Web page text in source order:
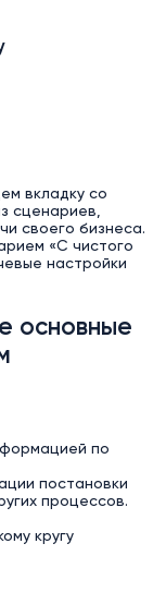
вкладку со
сценариев,
своего бизнеса.
«С чистого
настройки
основные
по
постановки
процессов.
кругу